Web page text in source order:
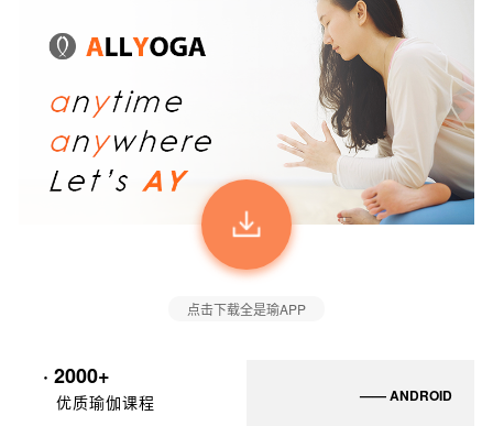
点击下载全是瑜APP
· 2000+
优质瑜伽课程 —— ANDROID